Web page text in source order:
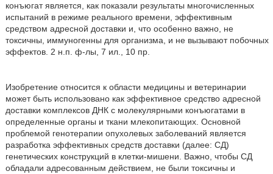
конъюгат является, как показали результаты многочисленных
испытаний в режиме реального времени, эффективным
средством адресной доставки и, что особенно важно, не
токсичны, иммуногенны для организма, и не вызывают побочных
эффектов. 2 н.п. ф-лы, 7 ил., 10 пр.
Изобретение относится к области медицины и ветеринарии
может быть использовано как эффективное средство адресной
доставки комплексов ДНК с молекулярными конъюгатами в
определенные органы и ткани млекопитающих. Основной
проблемой генотерапии опухолевых заболеваний является
разработка эффективных средств доставки (далее: СД)
генетических конструкций в клетки-мишени. Важно, чтобы СД
обладали адресованным действием, не были токсичны и